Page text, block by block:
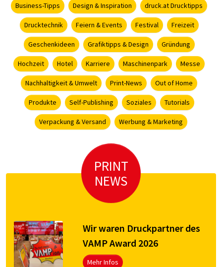
Business-Tipps Design & Inspiration druck.at Drucktipps
Drucktechnik Feiern & Events Festival Freizeit
Geschenkideen Grafiktipps & Design Gründung
Hochzeit Hotel Karriere Maschinenpark Messe
Nachhaltigkeit & Umwelt Print-News Out of Home
Produkte Self-Publishing Soziales Tutorials
Verpackung & Versand Werbung & Marketing
PRINT
NEWS
Wir waren Druckpartner des
VAMP Award 2026
Mehr Infos